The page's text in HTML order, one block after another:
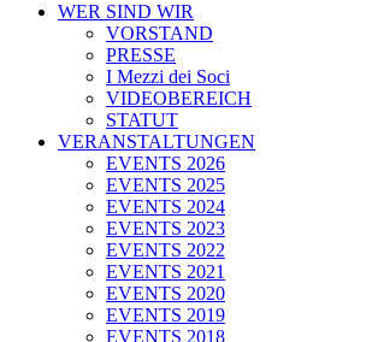
WER SIND WIR
VORSTAND
PRESSE
I Mezzi dei Soci
VIDEOBEREICH
STATUT
VERANSTALTUNGEN
EVENTS 2026
EVENTS 2025
EVENTS 2024
EVENTS 2023
EVENTS 2022
EVENTS 2021
EVENTS 2020
EVENTS 2019
EVENTS 2018